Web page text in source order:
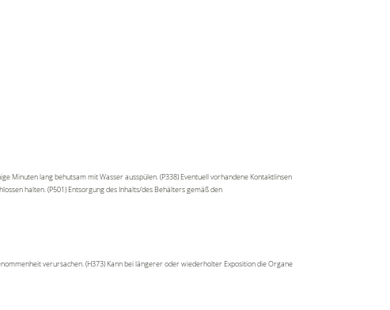
Minuten lang behutsam mit Wasser ausspülen. (P338) Eventuell vorhandene Kontaktlinsen
halten. (P501) Entsorgung des Inhalts/des Behälters gemäß den
verursachen. (H373) Kann bei längerer oder wiederholter Exposition die Organe